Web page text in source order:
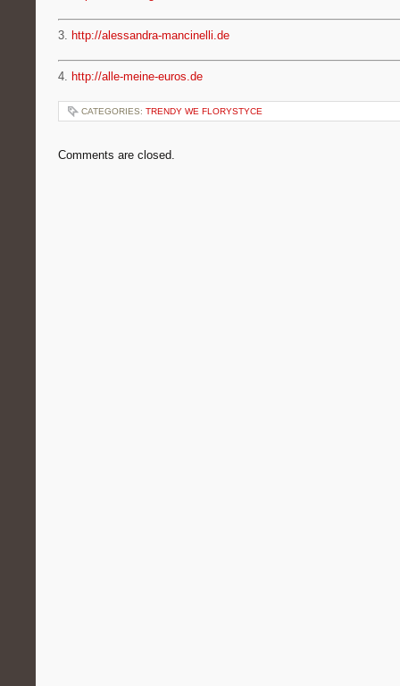
3. http://alessandra-mancinelli.de
4. http://alle-meine-euros.de
CATEGORIES: TRENDY WE FLORYSTYCE
Comments are closed.